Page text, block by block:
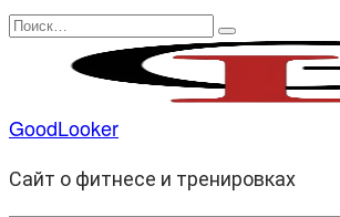
Перейти
содержанию
Search
GoodLooker
Сайт о фитнесе и тренировках